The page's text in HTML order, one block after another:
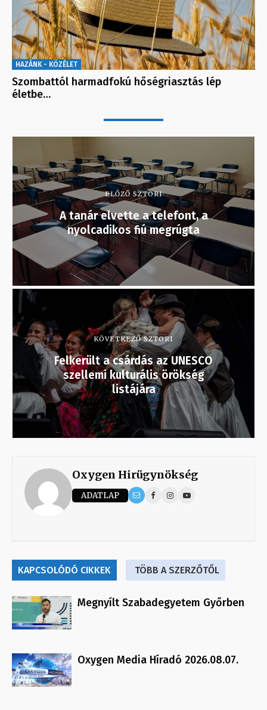
HAZÁNK - KÖZÉLET
Szombattól harmadfokú hőségriasztás lép
életbe…
ELŐZŐ SZTORI
A tanár elvette a telefont, a
nyolcadikos fiú megrúgta
KÖVETKEZŐ SZTORI
Felkerült a csárdás az UNESCO
szellemi kulturális örökség
listájára
Oxygen Hirügynökség
ADATLAP
KAPCSOLÓDÓ CIKKEK TÖBB A SZERZŐTŐL
Megnyílt Szabadegyetem Győrben
Oxygen Media Híradó 2026.08.07.